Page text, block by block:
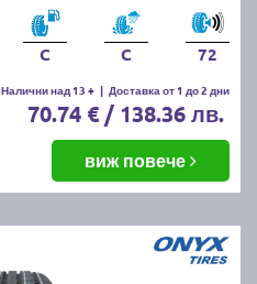
C C 72
Налични над 13 + | Доставка от 1 до 2 дни
70.74 € / 138.36 лв.
виж повече